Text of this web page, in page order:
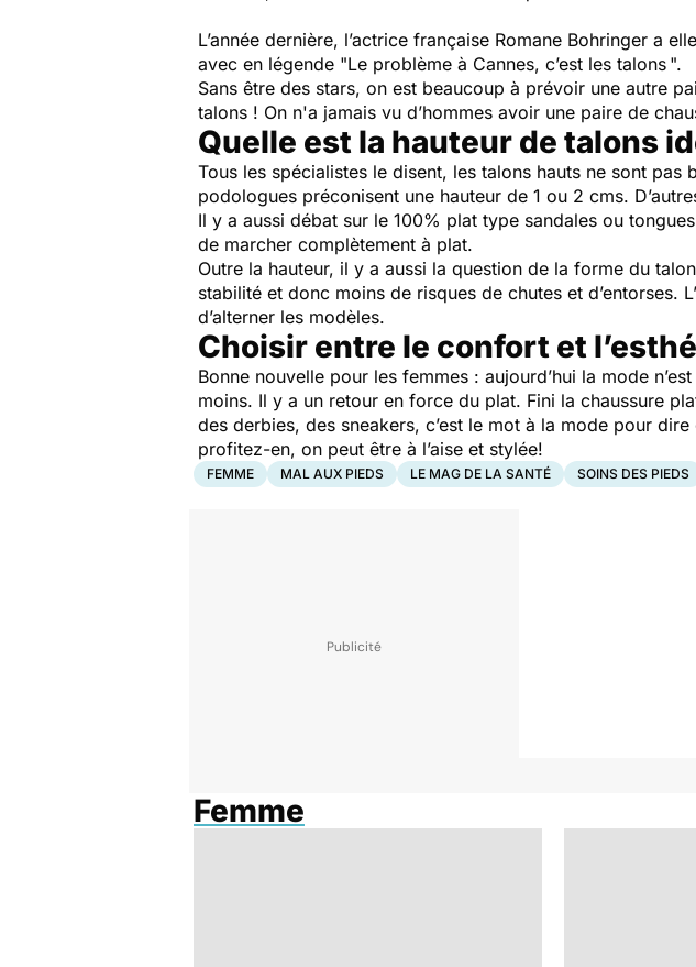
L’année dernière, l’actrice française Romane Bohringer a
avec en légende "Le problème à Cannes, c’est les talons ".
Sans être des stars, on est beaucoup à prévoir une autre
talons ! On n'a jamais vu d’hommes avoir une paire de
Quelle est la hauteur de talons
Tous les spécialistes le disent, les talons hauts ne sont
podologues préconisent une hauteur de 1 ou 2 cms.
Il y a aussi débat sur le 100% plat type sandales ou
de marcher complètement à plat.
Outre la hauteur, il y a aussi la question de la forme du
stabilité et donc moins de risques de chutes et d’entorses.
d’alterner les modèles.
Choisir entre le confort et
Bonne nouvelle pour les femmes : aujourd’hui la mode
moins. Il y a un retour en force du plat. Fini la chaussure
des derbies, des sneakers, c’est le mot à la mode pour
profitez-en, on peut être à l’aise et stylée!
FEMME MAL AUX PIEDS LE MAG DE LA SANTÉ SOINS DES PIEDS
Femme